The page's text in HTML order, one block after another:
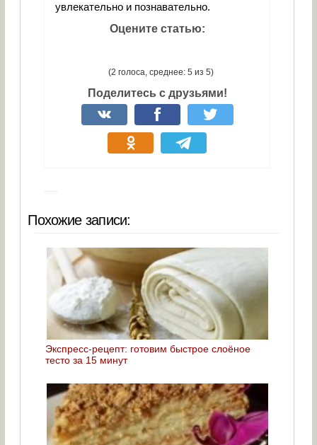
увлекательно и познавательно.
Оцените статью:
(2 голоса, среднее: 5 из 5)
Поделитесь с друзьями!
Похожие записи:
Экспресс-рецепт: готовим быстрое слоёное
тесто за 15 минут